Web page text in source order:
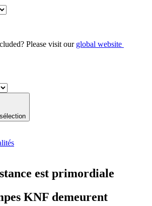
Please visit our global website
est primordiale
KNF demeurent